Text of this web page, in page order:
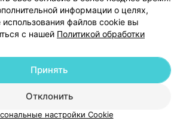
Добавить компанию
информации о целях,
файлов cookie вы
с нашей Политикой обработки
Отклонить
Принять
настройки Cookie